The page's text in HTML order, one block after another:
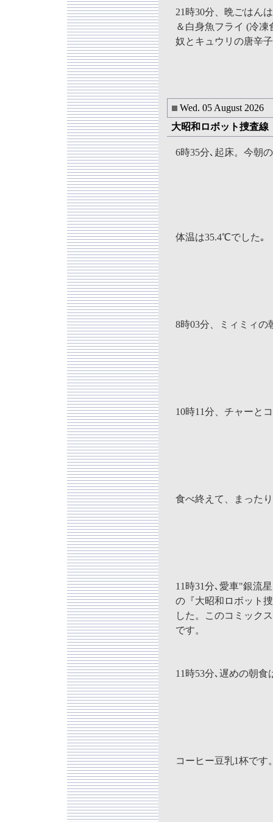
21時30分、晩ごはん
＆白身魚フライ (冷
奴とキュウリの唐辛
Wed. 05 August 2026
大昭和ロボット捜査線
6時35分､起床。今朝
体温は35.4℃でした｡
8時03分、ミィミィの
10時11分、チャーと
食べ終えて、まった
11時31分､愛車"銀流
の『大昭和ロボット
した。このコミック
です。
11時53分､遅めの朝
コーヒー豆乳1杯です